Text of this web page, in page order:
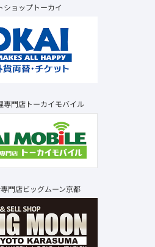
ショップトーカイ
専門店トーカイモバイル
門店ビッグムーン京都